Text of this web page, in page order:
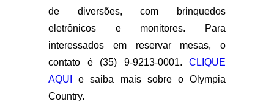
de diversões, com brinquedos
eletrônicos e monitores. Para
interessados em reservar mesas, o
contato é (35) 9-9213-0001. CLIQUE
AQUI
e saiba mais sobre o Olympia
Country.